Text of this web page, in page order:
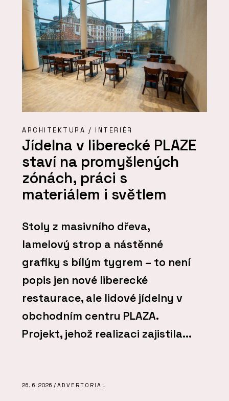
ARCHITEKTURA / INTERIÉR
Jídelna v liberecké PLAZE
staví na promyšlených
zónách, práci s
materiálem i světlem
Stoly z masivního dřeva,
lamelový strop a nástěnné
grafiky s bílým tygrem – to není
popis jen nové liberecké
restaurace, ale lidové jídelny v
obchodním centru PLAZA.
Projekt, jehož realizaci zajistila...
26. 6. 2026 / ADVERTORIAL